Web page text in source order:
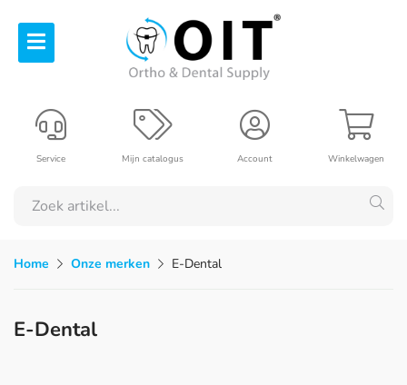
Winkelwagen
Account
Mijn catalogus
Service
Home Onze merken E-Dental
E-Dental